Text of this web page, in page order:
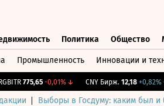
Политика Общество
Промышленность Инновации и
775,65 -0,01%↓ CNY Бирж. 12,18 +0,82%↑
Выборы в Госдуму: каким был и